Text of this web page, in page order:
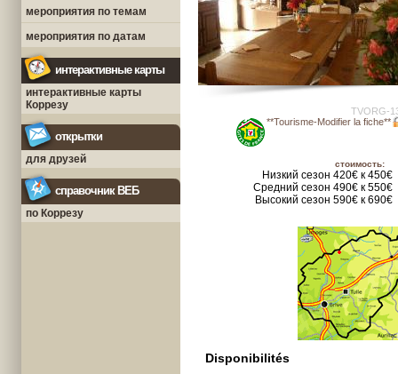
мероприятия по темам
мероприятия по датам
интерактивные карты
интерактивные карты
Коррезу
открытки
для друзей
справочник ВЕБ
по Коррезу
TVORG-
**Tourisme-Modifier la fiche**
стоимость:
Низкий сезон 420€ к 450€
Средний сезон 490€ к 550€
Высокий сезон 590€ к 690€
Disponibilités